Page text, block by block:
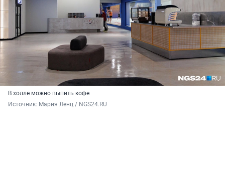
В холле можно выпить кофе
Источник: Мария Ленц / NGS24.RU